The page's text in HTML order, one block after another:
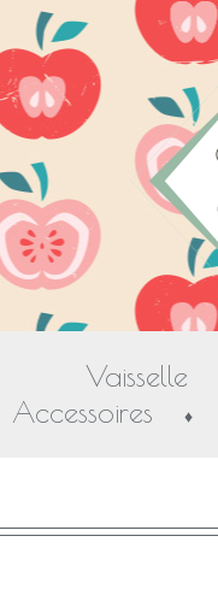
Vaisselle
Accessoires ♦